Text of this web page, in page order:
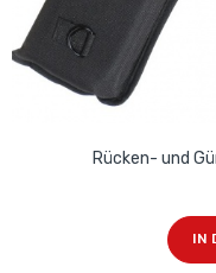
Rücken- und
IN